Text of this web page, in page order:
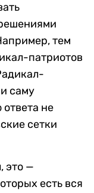
тем
патриотов
саму
не
сетки
это —
есть вся